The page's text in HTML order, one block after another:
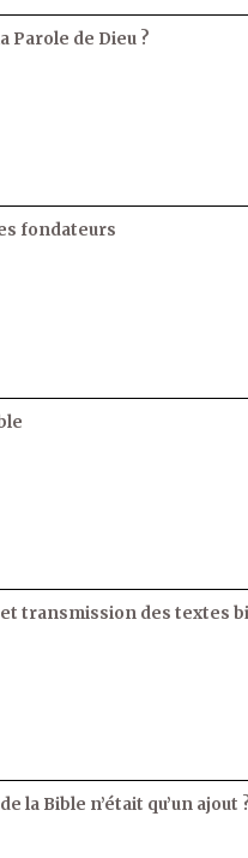
Parole de Dieu ?
fondateurs
transmission des textes
la Bible n’était qu’un ajout